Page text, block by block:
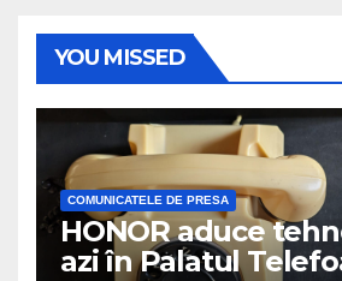
YOU MISSED
COMUNICATELE DE PRESA
HONOR aduce
azi în Palatul